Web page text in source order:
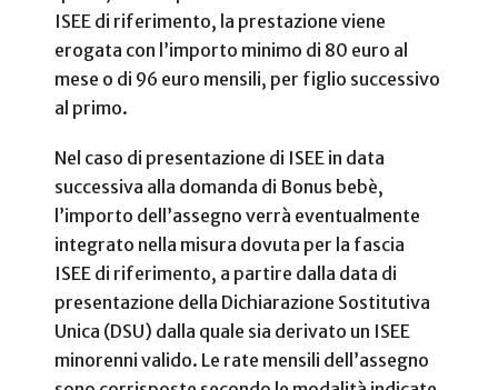
ISEE di riferimento, la prestazione viene
erogata con l’importo minimo di 80 euro al
mese o di 96 euro mensili, per figlio successivo
al primo.
Nel caso di presentazione di ISEE in data
successiva alla domanda di Bonus bebè,
l’importo dell’assegno verrà eventualmente
integrato nella misura dovuta per la fascia
ISEE di riferimento, a partire dalla data di
presentazione della Dichiarazione Sostitutiva
Unica (DSU) dalla quale sia derivato un ISEE
minorenni valido. Le rate mensili dell’assegno